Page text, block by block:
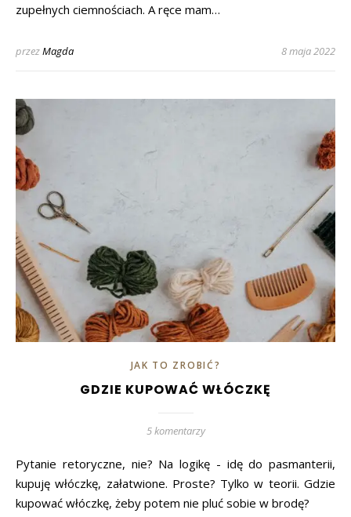
zupełnych ciemnościach. A ręce mam…
przezMagda 8 maja 2022
JAK TO ZROBIĆ?
GDZIE KUPOWAĆ WŁÓCZKĘ
5 komentarzy
Pytanie retoryczne, nie? Na logikę - idę do pasmanterii,
kupuję włóczkę, załatwione. Proste? Tylko w teorii. Gdzie
kupować włóczkę, żeby potem nie pluć sobie w brodę?